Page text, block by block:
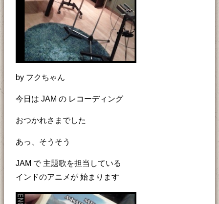
by フクちゃん
今日は JAM の レコーディング
おつかれさまでした
あっ、そうそう
JAM で 主題歌を担当している
インドのアニメが 始まります